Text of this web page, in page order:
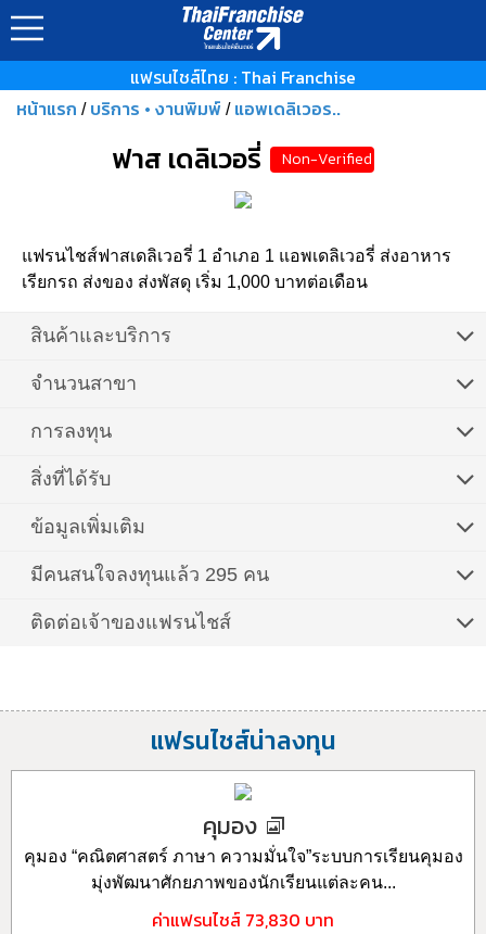
แฟรนไชส์ไทย : Thai Franchise
หน้าแรก / บริการ • งานพิมพ์ / แอพเดลิเวอร..
ฟาส เดลิเวอรี่ Non-Verified
แฟรนไชส์ฟาสเดลิเวอรี่ 1 อำเภอ 1 แอพเดลิเวอรี่ ส่งอาหาร
เรียกรถ ส่งของ ส่งพัสดุ เริ่ม 1,000 บาทต่อเดือน
สินค้าและบริการ
จำนวนสาขา
การลงทุน
สิ่งที่ได้รับ
ข้อมูลเพิ่มเติม
มีคนสนใจลงทุนแล้ว 295 คน
ติดต่อเจ้าของแฟรนไชส์
แฟรนไชส์น่าลงทุน
คุมอง
คุมอง “คณิตศาสตร์ ภาษา ความมั่นใจ”ระบบการเรียนคุมอง
มุ่งพัฒนาศักยภาพของนักเรียนแต่ละคน...
ค่าแฟรนไชส์ 73,830 บาท